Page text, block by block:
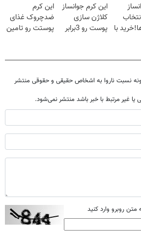
ویژه تا امشب)
با
این کرم جوانساز
کلاژن سازی
پوست رو 3برابر
این کرم
ضدچروک غذای
پوستت رو تامین
نسبت ناروا به اشخاص حقیقی و حقوقی منتشر
یا غیر مرتبط با خبر باشد منتشر نمی‌شود.
روبرو وارد کنید